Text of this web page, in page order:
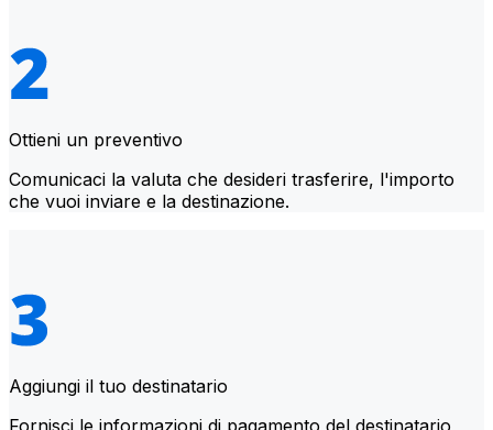
Ottieni un preventivo
Comunicaci la valuta che desideri trasferire, l'importo
che vuoi inviare e la destinazione.
Aggiungi il tuo destinatario